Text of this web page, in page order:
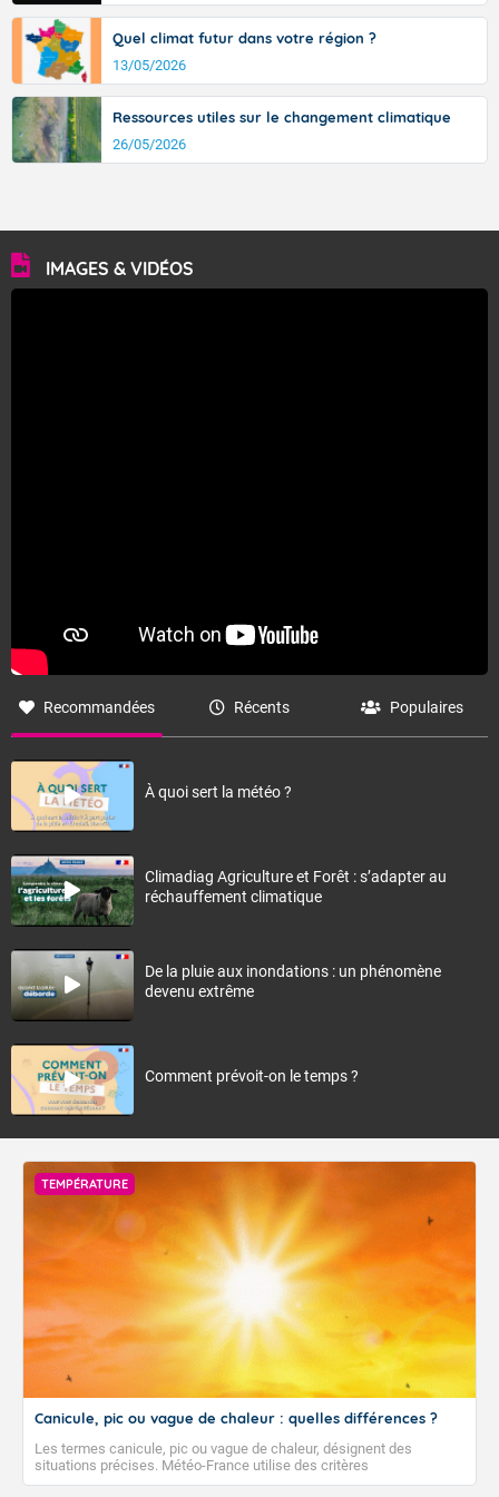
Fermer
Quel climat futur dans votre région ?
13/05/2026
Ressources utiles sur le changement climatique
26/05/2026
IMAGES & VIDÉOS
Recommandées Récents Populaires
À quoi sert la météo ?
Climadiag Agriculture et Forêt : s’adapter au
réchauffement climatique
De la pluie aux inondations : un phénomène
devenu extrême
Comment prévoit-on le temps ?
TEMPÉRATURE
Canicule, pic ou vague de chaleur : quelles différences ?
Les termes canicule, pic ou vague de chaleur, désignent des
situations précises. Météo-France utilise des critères
climatologiques pour évaluer et qualifier les épisodes de chaleur qui